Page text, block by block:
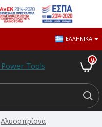
ΕΛΛΗΝΙΚΆ
0
Αλυσοπρίονα